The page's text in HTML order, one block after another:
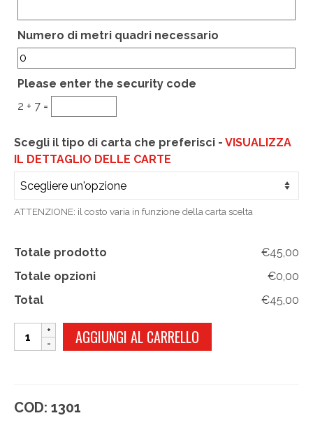
CHI SIAMO
CONTATTI
GUIDA ALL’ACQUISTO
Hidden
Numero di metri quadri necessario
Please enter the security code
2 + 7 =
Scegli il tipo di carta che preferisci - VISUALIZZA
IL DETTAGLIO DELLE CARTE
ATTENZIONE: il costo varia in funzione della carta scelta
Totale prodotto
€45,00
Totale opzioni
€0,00
Total
€45,00
JESAHEL
quantità
AGGIUNGI AL CARRELLO
COD: 1301